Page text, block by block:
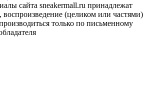
сайта sneakermall.ru принадлежат
воспроизведение (целиком или частями)
только по письменному